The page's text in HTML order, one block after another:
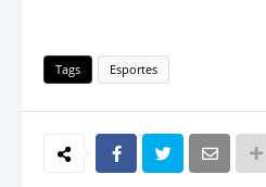
Tags Esportes